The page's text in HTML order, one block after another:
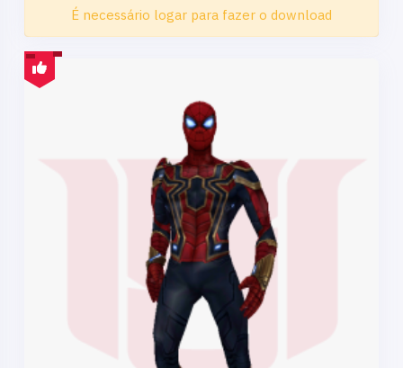
É necessário logar para fazer o download